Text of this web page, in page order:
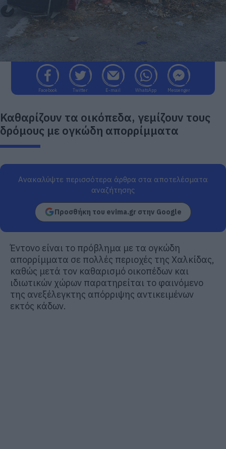
Facebook Twitter E-mail WhatsApp Messenger
Καθαρίζουν τα οικόπεδα, γεμίζουν τους
δρόμους με ογκώδη απορρίμματα
Ανακαλύψτε περισσότερα άρθρα στα αποτελέσματα
αναζήτησης
Προσθήκη του evima.gr στην Google
Έντονο είναι το πρόβλημα με τα ογκώδη
απορρίμματα σε πολλές περιοχές της Χαλκίδας,
καθώς μετά τον καθαρισμό οικοπέδων και
ιδιωτικών χώρων παρατηρείται το φαινόμενο
της ανεξέλεγκτης απόρριψης αντικειμένων
εκτός κάδων.